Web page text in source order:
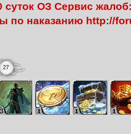
суток ОЗ Сервис
по наказанию http://
27